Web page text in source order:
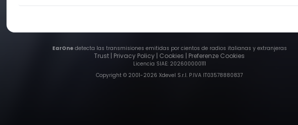
EarOne detecta las transmisiones emitidas por cientos de radios italianas y extranjeras
Trust | Privacy Policy | Cookies | Preferenze Cookies
Licencia SIAE: 202600000111
Copyright © 2001-2026 Xdevel S.r.l. P.IVA IT03578880837